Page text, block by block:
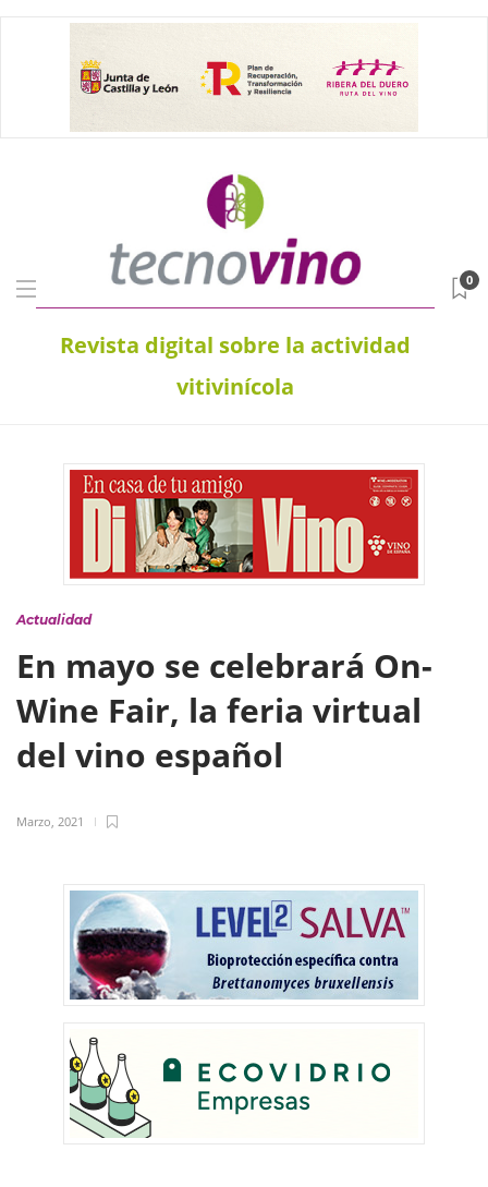
Revista digital sobre la actividad
vitivinícola
0
Actualidad
En mayo se celebrará On-
Wine Fair, la feria virtual
del vino español
Marzo, 2021